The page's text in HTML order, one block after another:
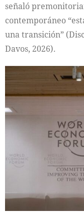
señaló
contemporáneo
una transición”
Davos, 2026).